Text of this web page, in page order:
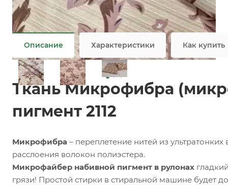
Ткань микрофайбер оптом / мелким оптом
Не является публичной офертой
Описание Характеристики Как купить
Ткань Микрофибра
пигмент 2112
Микрофибра – переплетение нитей из
расслоения волокон полиэстера.
Микрофайбер набивной пигмент в рулонах
грязи! Простой стирки в стиральной машине будет